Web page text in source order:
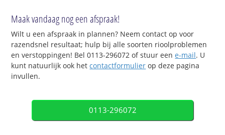
Maak vandaag nog een afspraak!
Wilt u een afspraak in plannen? Neem contact op voor
razendsnel resultaat; hulp bij alle soorten rioolproblemen
en verstoppingen! Bel 0113-296072 of stuur eene-mail. U
kunt natuurlijk ook hetcontactformulier op deze pagina
invullen.
0113-296072